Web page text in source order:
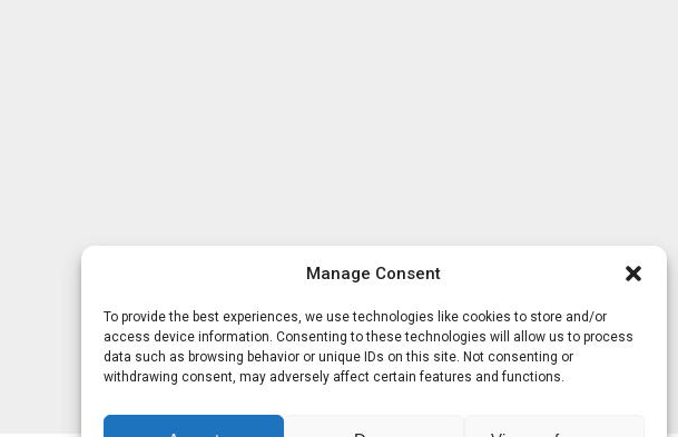
Manage Consent
To provide the best experiences, we use technologies like cookies to store and/or
access device information. Consenting to these technologies will allow us to process
data such as browsing behavior or unique IDs on this site. Not consenting or
withdrawing consent, may adversely affect certain features and functions.